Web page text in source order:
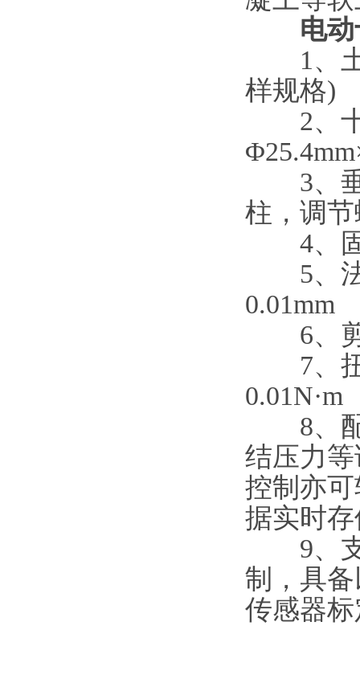
电
1、土
样规格)
2、十
3、垂
柱，调
4、固
5、法
0.01mm
6、剪
7、扭
0.01N·m
8、配
结压力
控制亦
据实时
9、支
制，具
传感器